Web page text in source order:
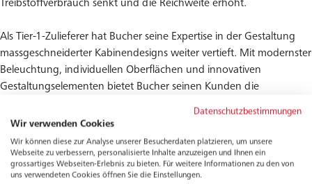
Treibstoffverbrauch senkt und die Reichweite erhöht.
Als Tier-1-Zulieferer hat Bucher seine Expertise in der Gestaltung
massgeschneiderter Kabinendesigns weiter vertieft. Mit modernster
Beleuchtung, individuellen Oberflächen und innovativen
Gestaltungselementen bietet Bucher seinen Kunden die
das Funktionalität, Ästhetik und Branding nahtlos vereint.
Diese strategischen Entwicklungen und Produktinnovationen
stärken Buchers Wettbewerbsfähigkeit im Markt für
Datenschutzbestimmungen
Wir verwenden Cookies
Wir können diese zur Analyse unserer Besucherdaten platzieren, um unsere
Webseite zu verbessern, personalisierte Inhalte anzuzeigen und Ihnen ein
grossartiges Webseiten-Erlebnis zu bieten. Für weitere Informationen zu den von
uns verwendeten Cookies öffnen Sie die Einstellungen.